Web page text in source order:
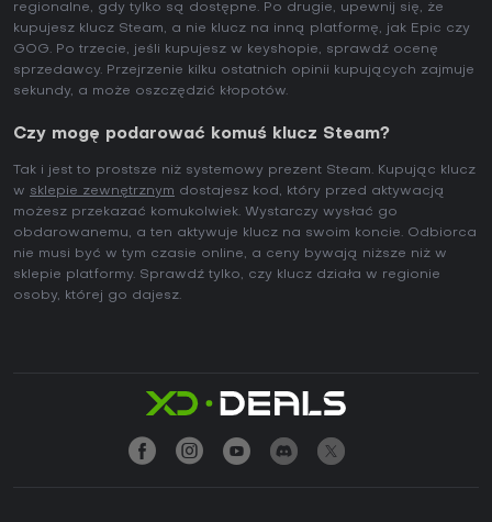
regionalne, gdy tylko są dostępne. Po drugie, upewnij się, że
kupujesz klucz Steam, a nie klucz na inną platformę, jak Epic czy
GOG. Po trzecie, jeśli kupujesz w keyshopie, sprawdź ocenę
sprzedawcy. Przejrzenie kilku ostatnich opinii kupujących zajmuje
sekundy, a może oszczędzić kłopotów.
Czy mogę podarować komuś klucz Steam?
Tak i jest to prostsze niż systemowy prezent Steam. Kupując klucz
w sklepie zewnętrznym dostajesz kod, który przed aktywacją
możesz przekazać komukolwiek. Wystarczy wysłać go
obdarowanemu, a ten aktywuje klucz na swoim koncie. Odbiorca
nie musi być w tym czasie online, a ceny bywają niższe niż w
sklepie platformy. Sprawdź tylko, czy klucz działa w regionie
osoby, której go dajesz.